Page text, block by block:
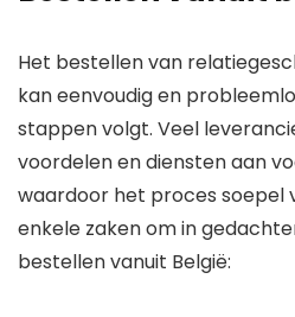
Het bestellen van
kan eenvoudig en
stappen volgt. Veel
voordelen en diensten aan
waardoor het proces soepel
enkele zaken om in
bestellen vanuit België: